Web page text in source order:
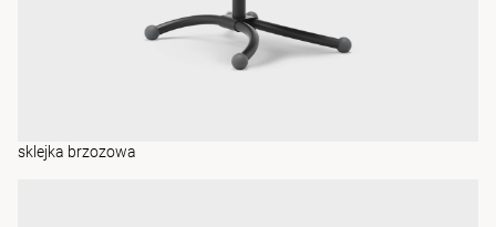
sklejka brzozowa